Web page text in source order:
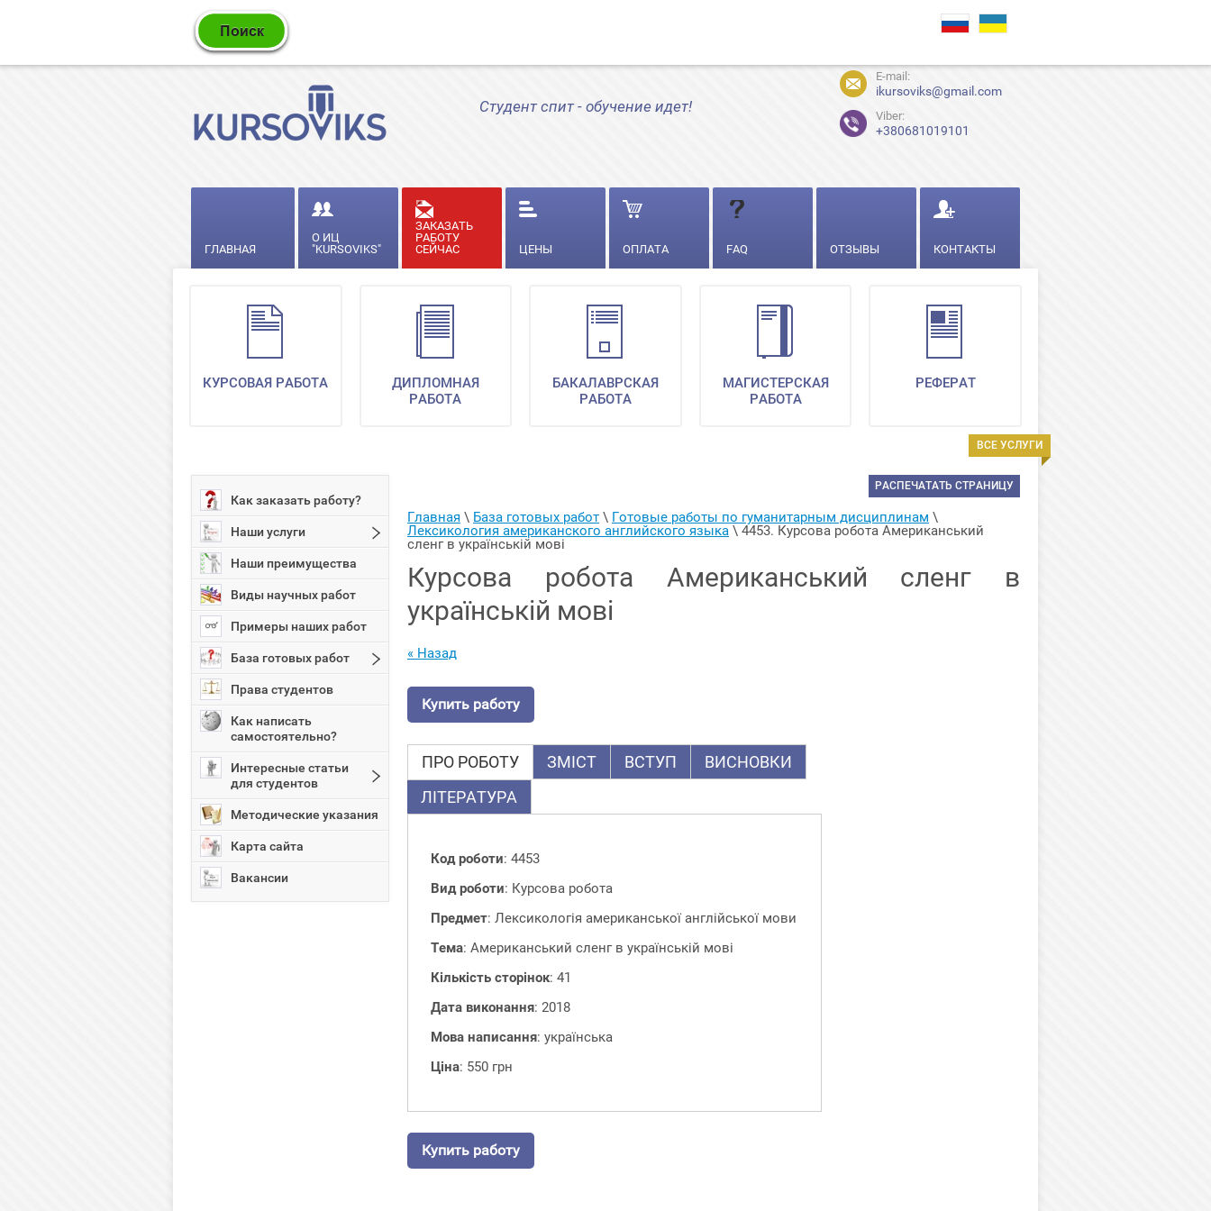
Студент спит - обучение идет!
E-mail:
ikursoviks@gmail.com
Viber:
+380681019101
ГЛАВНАЯ
О ИЦ
"KURSOVIKS"
ЗАКАЗАТЬ
РАБОТУ
СЕЙЧАС
ЦЕНЫ ОПЛАТА FAQ ОТЗЫВЫ КОНТАКТЫ
ВСЕ УСЛУГИ
КУРСОВАЯ РАБОТА
ДИПЛОМНАЯ
РАБОТА
БАКАЛАВРСКАЯ
РАБОТА
МАГИСТЕРСКАЯ
РАБОТА
РЕФЕРАТ
Как заказать работу?
Наши услуги
Наши преимущества
Виды научных работ
Примеры наших работ
База готовых работ
Права студентов
Как написать
самостоятельно?
Интересные статьи
для студентов
Методические указания
Карта сайта
Вакансии
РАСПЕЧАТАТЬ СТРАНИЦУ
Главная \ База готовых работ \ Готовые работы по гуманитарным дисциплинам
Лексикология американского английского языка \ 4453. Курсова робота Американський
сленг в українській мові
Курсова робота Американський сленг в
українській мові
« Назад
Купить работу
ПРО РОБОТУ ЗМІСТ ВСТУП
ВИСНОВКИ
ЛІТЕРАТУРА
Код роботи: 4453
Вид роботи: Курсова робота
Предмет: Лексикологія американської англійської мови
Тема: Американський сленг в українській мові
Кількість сторінок: 41
Дата виконання: 2018
Мова написання: українська
Ціна: 550 грн
Купить работу